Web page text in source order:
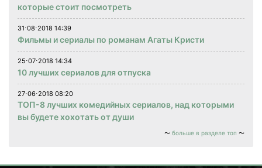
которые стоит посмотреть
31⋅08⋅2018 14:39
Фильмы и сериалы по романам Агаты Кристи
25⋅07⋅2018 14:34
10 лучших сериалов для отпуска
27⋅06⋅2018 08:20
ТОП-8 лучших комедийных сериалов, над которыми
вы будете хохотать от души
больше в разделе топ